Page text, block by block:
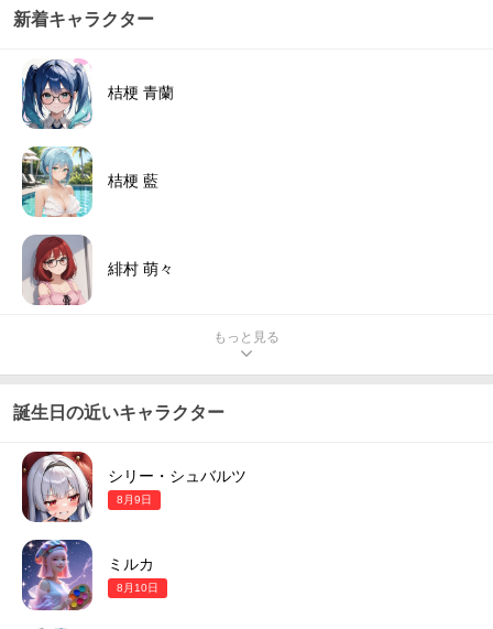
新着キャラクター
桔梗 青蘭
桔梗 藍
緋村 萌々
もっと見る
誕生日の近いキャラクター
シリー・シュバルツ
8月9日
ミルカ
8月10日